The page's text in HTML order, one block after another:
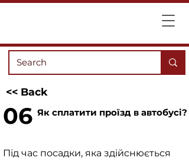
<< Back
06 Як сплатити проїзд в автобусі?
Під час посадки, яка здійснюється